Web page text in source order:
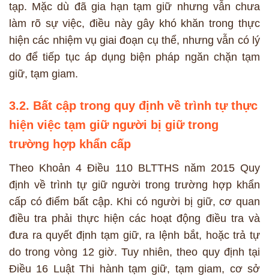
tạp. Mặc dù đã gia hạn tạm giữ nhưng vẫn chưa
làm rõ sự việc, điều này gây khó khăn trong thực
hiện các nhiệm vụ giai đoạn cụ thể, nhưng vẫn có lý
do để tiếp tục áp dụng biện pháp ngăn chặn tạm
giữ, tạm giam.
3.2. Bất cập trong quy định về trình tự thực
hiện việc tạm giữ người bị giữ trong
trường hợp khẩn cấp
Theo Khoản 4 Điều 110 BLTTHS năm 2015 Quy
định về trình tự giữ người trong trường hợp khẩn
cấp có điểm bất cập. Khi có người bị giữ, cơ quan
điều tra phải thực hiện các hoạt động điều tra và
đưa ra quyết định tạm giữ, ra lệnh bắt, hoặc trả tự
do trong vòng 12 giờ. Tuy nhiên, theo quy định tại
Điều 16 Luật Thi hành tạm giữ, tạm giam, cơ sở